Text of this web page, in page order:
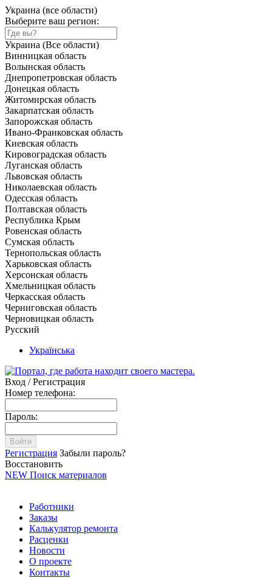
Украина (все области)
Выберите ваш регион:
Украина (Все области)
Винницкая область
Волынская область
Днепропетровская область
Донецкая область
Житомирская область
Закарпатская область
Запорожская область
Ивано-Франковская область
Киевская область
Кировоградская область
Луганская область
Львовская область
Николаевская область
Одесская область
Полтавская область
Республика Крым
Ровенская область
Сумская область
Тернопольская область
Харьковская область
Херсонская область
Хмельницкая область
Черкасская область
Черниговская область
Черновицкая область
Русский
Українська
Вход / Регистрация
Номер телефона:
Пароль:
Войти
Регистрация Забыли пароль?
Восстановить
NEW Поиск материалов
Работники
Заказы
Калькулятор ремонта
Расценки
Новости
О проекте
Контакты